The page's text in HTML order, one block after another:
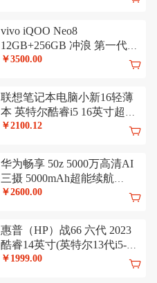
vivo iQOO Neo8
12GB+256GB 冲浪 第一代骁
龙8+ 自研芯片V1+ 120W超
竞性能手机
￥3500.00
联想笔记本电脑小新16轻薄
本 英特尔酷睿i5 16英寸超薄
本(13代标压i5-13500H 16G
￥2100.12
华为畅享 50z 5000万高清AI
三摄 5000mAh超能续航
128GB 宝石蓝 大内存鸿蒙智
￥2600.00
惠普（HP）战66 六代 2023
酷睿14英寸(英特尔13代i5-
1340P 16G 1T 长续航 高色域
￥1999.00